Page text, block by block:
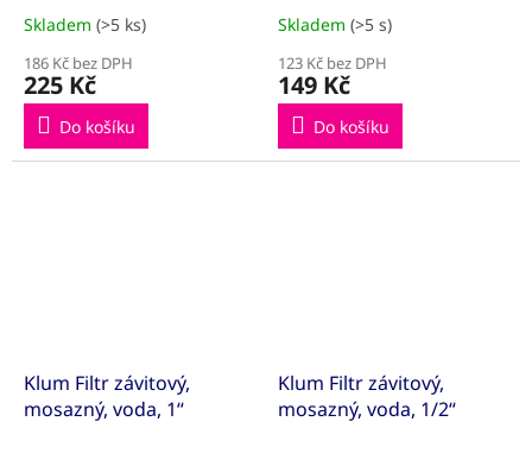
Skladem (>5 ks)
186 Kč bez DPH
225 Kč
Do košíku
Skladem (>5 s)
123 Kč bez DPH
149 Kč
Do košíku
Klum Filtr závitový,
mosazný, voda, 1“
Klum Filtr závitový,
mosazný, voda, 1/2“